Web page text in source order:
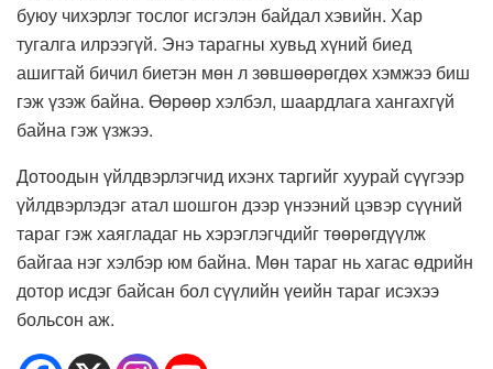
буюу чихэрлэг тослог исгэлэн байдал хэвийн. Хар
тугалга илрээгүй. Энэ тарагны хувьд хүний биед
ашигтай бичил биетэн мөн л зөвшөөрөгдөх хэмжээ биш
гэж үзэж байна. Өөрөөр хэлбэл, шаардлага хангахгүй
байна гэж үзжээ.
Дотоодын үйлдвэрлэгчид ихэнх таргийг хуурай сүүгээр
үйлдвэрлэдэг атал шошгон дээр үнээний цэвэр сүүний
тараг гэж хаягладаг нь хэрэглэгчдийг төөрөгдүүлж
байгаа нэг хэлбэр юм байна. Мөн тараг нь хагас өдрийн
дотор исдэг байсан бол сүүлийн үеийн тараг исэхээ
больсон аж.